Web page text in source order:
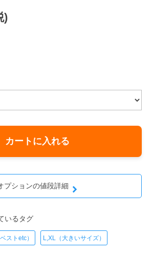
)
カートに入れる
プションの値段詳細
いるタグ
ストetc） L,XL（大きいサイズ）